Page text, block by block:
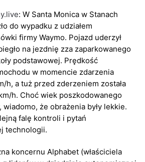
: W Santa Monica w Stanach
do wypadku z udziałem
firmy Waymo. Pojazd uderzył
na jezdnię zza zaparkowanego
podstawowej. Prędkość
w momencie zdarzenia
h, a tuż przed zderzeniem została
h. Choć wiek poszkodowanego
wiadomo, że obrażenia były lekkie.
falę kontroli i pytań
technologii.
koncernu Alphabet (właściciela